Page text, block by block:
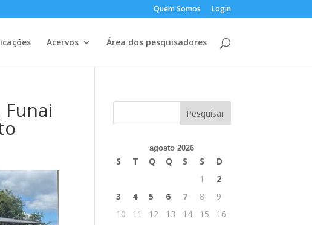
Quem Somos Login
Acervos Área dos pesquisadores
agosto 2026
S T Q Q S S
D
1
2
3
4 5 6 7 8
9
10
11 12 13 14 15
16